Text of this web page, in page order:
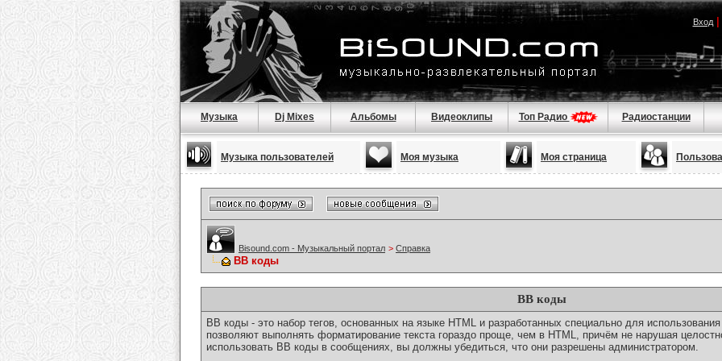
Вход|
Музыка Dj Mixes Альбомы Видеоклипы Топ Радио Радиостанции
Музыка пользователей Моя музыка Моя страница
Bisound.com - Музыкальный портал > Справка
BB коды
BB коды
BB коды - это набор тегов, основанных на языке HTML и разработанных специально для
позволяют выполнять форматирование текста гораздо проще, чем в HTML, причём не нарушая
использовать BB коды в сообщениях, вы должны убедиться, что они разрешены администратором.